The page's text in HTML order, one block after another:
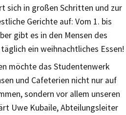
sich in großen Schritten und zur
Gerichte auf: Vom 1. bis
gibt es in den Mensen des
ein weihnachtliches Essen!
möchte das Studentenwerk
und Cafeterien nicht nur auf
sondern vor allem unseren
Uwe Kubaile, Abteilungsleiter